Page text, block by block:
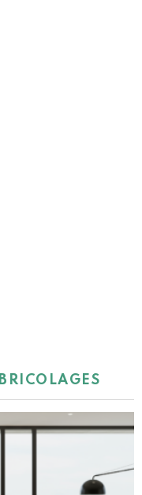
BRICOLAGES